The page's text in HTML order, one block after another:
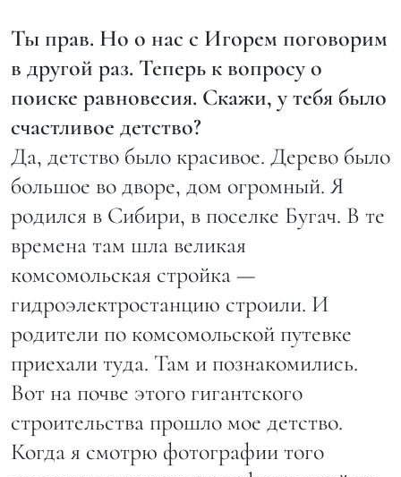
Ты прав. Но о нас с Игорем поговорим
в другой раз. Теперь к вопросу о
поиске равновесия. Скажи, у тебя было
счастливое детство?
Да, детство было красивое. Дерево было
большое во дворе, дом огромный. Я
родился в Сибири, в поселке Бугач. В те
времена там шла великая
комсомольская стройка —
гидроэлектростанцию строили. И
родители по комсомольской путевке
приехали туда. Там и познакомились.
Вот на почве этого гигантского
строительства прошло мое детство.
Когда я смотрю фотографии того